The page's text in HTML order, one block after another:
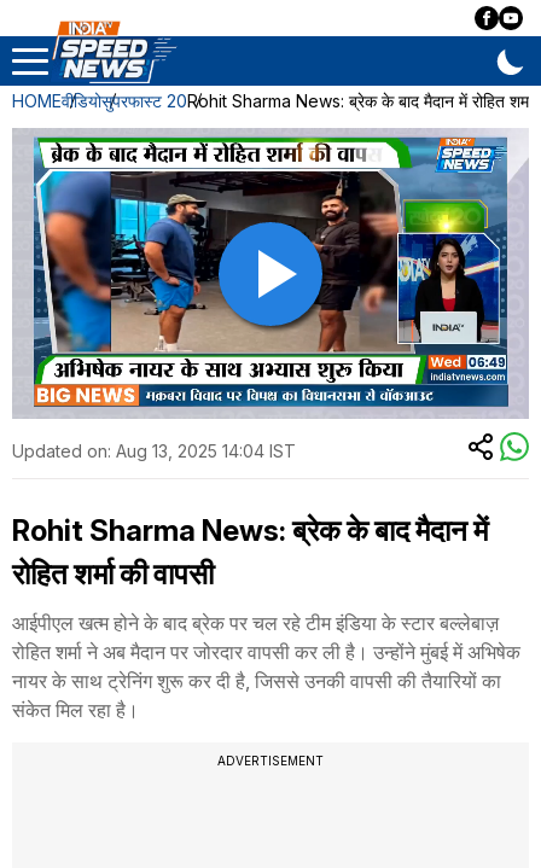
HOMEवीडियोसुपरफास्ट 20Rohit Sharma News: ब्रेक के बाद मैदान में रोहित शर्मा
Updated on: Aug 13, 2025 14:04 IST
Rohit Sharma News: ब्रेक के बाद मैदान में
रोहित शर्मा की वापसी
आईपीएल खत्म होने के बाद ब्रेक पर चल रहे टीम इंडिया के स्टार बल्लेबाज़
रोहित शर्मा ने अब मैदान पर जोरदार वापसी कर ली है। उन्होंने मुंबई में अभिषेक
नायर के साथ ट्रेनिंग शुरू कर दी है, जिससे उनकी वापसी की तैयारियों का
संकेत मिल रहा है।
ADVERTISEMENT